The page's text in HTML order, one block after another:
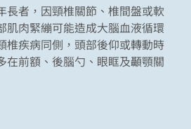
長者，因頸椎關節、椎間盤或軟
肌肉緊繃可能造成大腦血液循環
椎疾病同側，頭部後仰或轉動時
在前額、後腦勺、眼眶及顳顎關